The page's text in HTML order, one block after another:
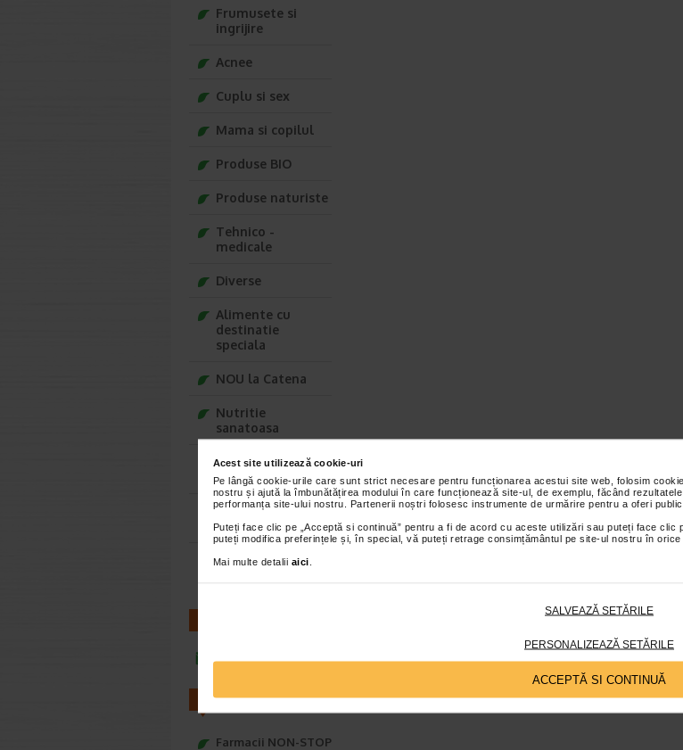
Acest site utilizează cookie-uri
Pe lângă cookie-urile care sunt strict necesare pentru funcționarea acestui site web, folosim
nostru și ajută la îmbunătățirea modului în care funcționează site-ul, de exemplu, făcând
performanța site-ului nostru. Partenerii noștri folosesc instrumente de urmărire pentru a oferi
Puteți face clic pe „Acceptă si continuă” pentru a fi de acord cu aceste utilizări sau puteți face clic
puteți modifica preferințele și, în special, vă puteți retrage consimțământul pe site-ul nostru în orice
Mai multe detalii aici
SALVEAZĂ SETĂRILE
PERSONALIZEAZĂ SETĂRILE
ACCEPTĂ SI CONTINUĂ
Frumusete si
ingrijire
Acnee
Cuplu si sex
Mama si copilul
Produse BIO
Produse naturiste
Tehnico -
medicale
Diverse
Alimente cu
destinatie
speciala
NOU la Catena
Nutritie
sanatoasa
Ce Oftapic ti se
potriveste
Adora – Adorabili
din prima clipa
Seturi cadou
infoline@catena.ro
FARMACII
Farmacii NON-STOP